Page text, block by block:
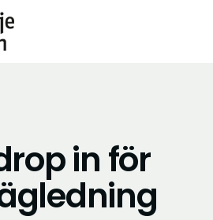
in för